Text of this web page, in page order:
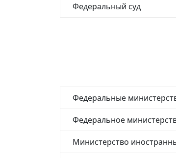
Федеральный суд
Федеральные
Федеральное
Министерство